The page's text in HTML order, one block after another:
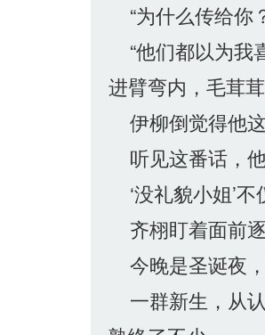
“为什么传给你
“他们都以为我
进臂弯内，毛茸
伊柳倒觉得他
听见这番话，
‘没礼貌小姐’
齐栩盯着面前
今晚是圣诞夜
一群新生，从